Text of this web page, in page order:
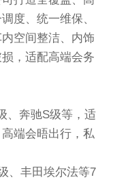
度、统一维保、
空间整洁、内饰
，适配高端会务
、奔驰S级等，适
端会晤出行，私
、丰田埃尔法等7